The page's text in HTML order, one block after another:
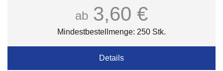
ab 3,60 €
Mindestbestellmenge: 250 Stk.
Details